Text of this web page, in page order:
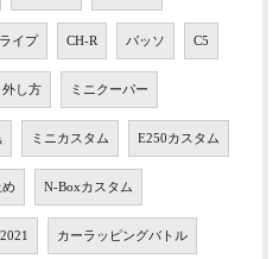
イプ CH-R パッソ C5
外し方 ミニクーパー
ミニカスタム E250カスタム
め N-Boxカスタム
カーラッピングバトル